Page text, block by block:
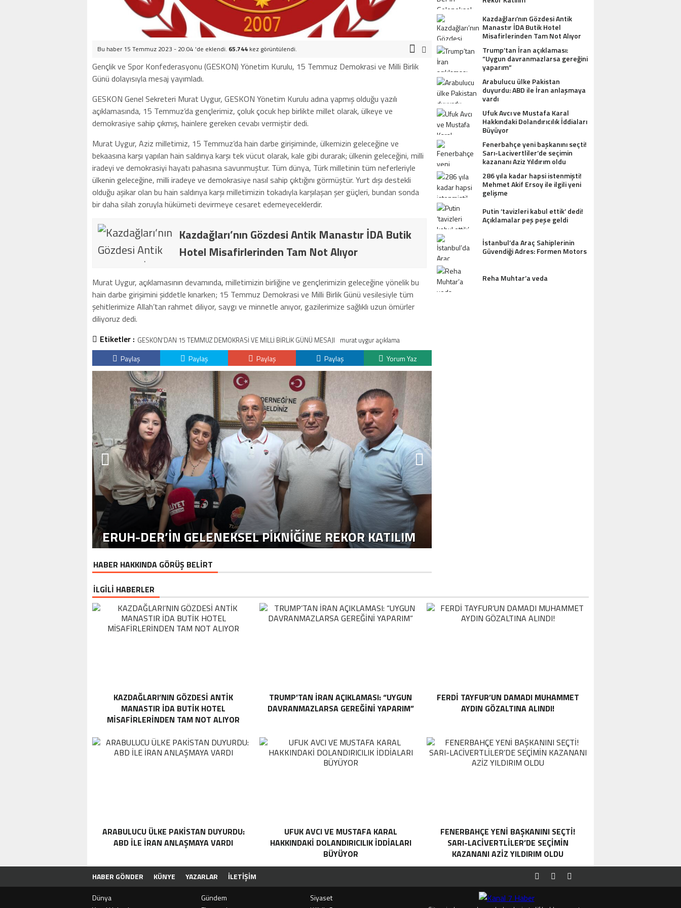
Bu haber 15 Temmuz 2023 - 20:04 'de eklendi. 65.744 kez görüntülendi.
Gençlik ve Spor Konfederasyonu (GESKON) Yönetim Kurulu, 15 Temmuz Demokrasi ve Milli Birlik
Günü dolayısıyla mesaj yayımladı.
GESKON Genel Sekreteri Murat Uygur, GESKON Yönetim Kurulu adına yapmış olduğu yazılı
açıklamasında, 15 Temmuz’da gençlerimiz, çoluk çocuk hep birlikte millet olarak, ülkeye ve
demokrasiye sahip çıkmış, hainlere gereken cevabı vermiştir dedi.
Murat Uygur, Aziz milletimiz, 15 Temmuz’da hain darbe girişiminde, ülkemizin geleceğine ve
bekaasına karşı yapılan hain saldırıya karşı tek vücut olarak, kale gibi durarak; ülkenin geleceğini, milli
iradeyi ve demokrasiyi hayatı pahasına savunmuştur. Tüm dünya, Türk milletinin tüm neferleriyle
ülkenin geleceğine, milli iradeye ve demokrasiye nasıl sahip çıktığını görmüştür. Yurt dışı destekli
olduğu aşikar olan bu hain saldırıya karşı milletimizin tokadıyla karşılaşan şer güçleri, bundan sonda
bir daha silah zoruyla hükümeti devirmeye cesaret edemeyeceklerdir.
Kazdağları’nın Gözdesi Antik Manastır İDA Butik
Hotel Misafirlerinden Tam Not Alıyor
Murat Uygur, açıklamasının devamında, milletimizin birliğine ve gençlerimizin geleceğine yönelik bu
hain darbe girişimini şiddetle kınarken; 15 Temmuz Demokrasi ve Milli Birlik Günü vesilesiyle tüm
şehitlerimize Allah’tan rahmet diliyor, saygı ve minnetle anıyor, gazilerimize sağlıklı uzun ömürler
diliyoruz dedi.
Etiketler : GESKON’DAN 15 TEMMUZ DEMOKRASİ VE MİLLİ BİRLİK GÜNÜ MESAJI murat uygur açıklama
Paylaş Paylaş Paylaş Paylaş Yorum Yaz
ERUH-DER’IN GELENEKSEL PIKNIĞINE REKOR KATILIM
HABER HAKKINDA GÖRÜŞ BELİRT
Kazdağları’nın Gözdesi Antik
Manastır İDA Butik Hotel
Misafirlerinden Tam Not Alıyor
Trump’tan İran açıklaması:
“Uygun davranmazlarsa gereğini
yaparım”
Arabulucu ülke Pakistan
duyurdu: ABD ile İran anlaşmaya
vardı
Ufuk Avcı ve Mustafa Karal
Hakkındaki Dolandırıcılık İddiaları
Büyüyor
Fenerbahçe yeni başkanını seçti!
Sarı-Lacivertliler’de seçimin
kazananı Aziz Yıldırım oldu
286 yıla kadar hapsi istenmişti!
Mehmet Akif Ersoy ile ilgili yeni
gelişme
Putin ‘tavizleri kabul ettik’ dedi!
Açıklamalar peş peşe geldi
İstanbul’da Araç Sahiplerinin
Güvendiği Adres: Formen Motors
Reha Muhtar’a veda
İLGİLİ HABERLER
KAZDAĞLARI’NIN GÖZDESI ANTIK
MANASTIR İDA BUTIK HOTEL
MISAFIRLERINDEN TAM NOT ALIYOR
TRUMP’TAN İRAN AÇIKLAMASI: “UYGUN
DAVRANMAZLARSA GEREĞINI YAPARIM”
FERDI TAYFUR’UN DAMADI MUHAMMET
AYDIN GÖZALTINA ALINDI!
ARABULUCU ÜLKE PAKISTAN DUYURDU:
ABD ILE İRAN ANLAŞMAYA VARDI
UFUK AVCI VE MUSTAFA KARAL
HAKKINDAKI DOLANDIRICILIK İDDIALARI
BÜYÜYOR
FENERBAHÇE YENI BAŞKANINI SEÇTI!
SARI-LACIVERTLILER’DE SEÇIMIN
KAZANANI AZIZ YILDIRIM OLDU
HABER GÖNDER KÜNYE YAZARLAR
İLETIŞIM
Dünya
Gündem
Siyaset